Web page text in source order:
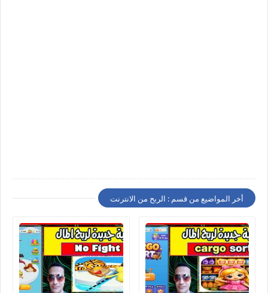
أخر المواضيع من قسم : الربح من الانترنت